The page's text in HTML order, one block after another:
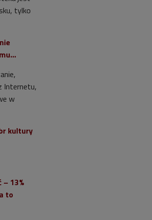
tylko
Internetu,
w
kultury
13%
to